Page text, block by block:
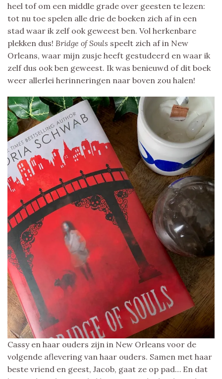
heel tof om een middle grade over geesten te lezen:
tot nu toe spelen alle drie de boeken zich af in een
stad waar ik zelf ook geweest ben. Vol herkenbare
plekken dus! Bridge of Souls speelt zich af in New
Orleans, waar mijn zusje heeft gestudeerd en waar ik
zelf dus ook ben geweest. Ik was benieuwd of dit boek
weer allerlei herinneringen naar boven zou halen!
Cassy en haar ouders zijn in New Orleans voor de
volgende aflevering van haar ouders. Samen met haar
beste vriend en geest, Jacob, gaat ze op pad… En dat